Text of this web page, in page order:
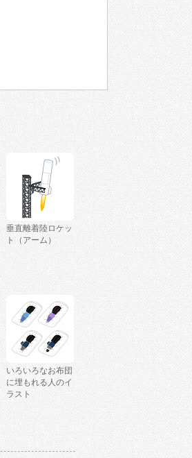
垂直離着陸ロケッ
ト（アーム）
いろいろなお布団
に埋もれる人のイ
ラスト